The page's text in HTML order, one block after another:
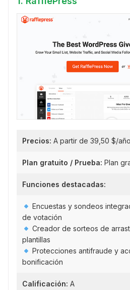
Precios: A partir de 39,50 $/año
Plan gratuito / Prueba: Plan
Funciones destacadas:
Encuestas y sondeos
de votación
Creador de sorteos de
plantillas
Protecciones antifraude y
bonificación
Calificación: A